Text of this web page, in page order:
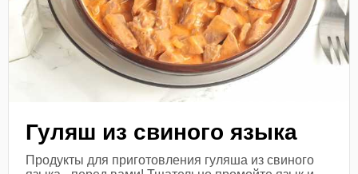
Гуляш из свиного языка
Продукты для приготовления гуляша из свиного